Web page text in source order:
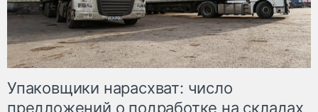
Упаковщики нарасхват: число
предложений о подработке на складах